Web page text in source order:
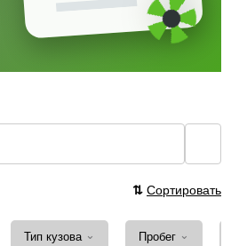
⇅ Сортировать
Тип кузова ⌄ Пробег ⌄